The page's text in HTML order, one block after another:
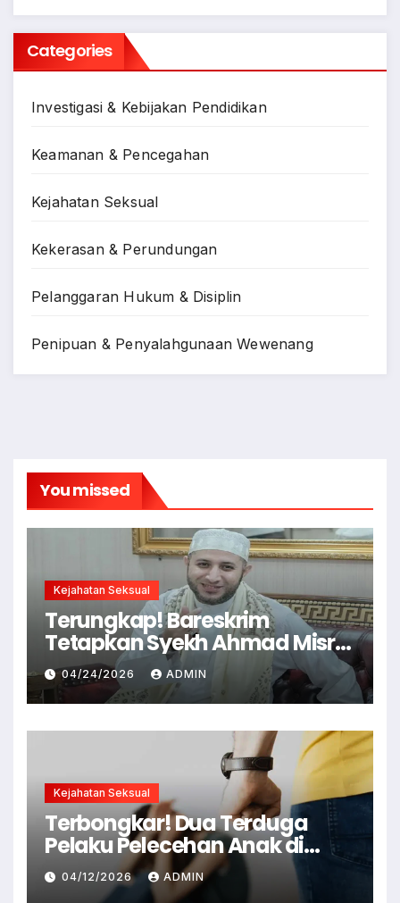
Categories
Investigasi & Kebijakan Pendidikan
Keamanan & Pencegahan
Kejahatan Seksual
Kekerasan & Perundungan
Pelanggaran Hukum & Disiplin
Penipuan & Penyalahgunaan Wewenang
You missed
Kejahatan Seksual
Terungkap! Bareskrim
Tetapkan Syekh Ahmad Misry
Tersangka, Kasus Dugaan
Pelecehan Seksual
04/24/2026 ADMIN
Kejahatan Seksual
Terbongkar! Dua Terduga
Pelaku Pelecehan Anak di
Cianjur Ditangkap Polisi
04/12/2026 ADMIN